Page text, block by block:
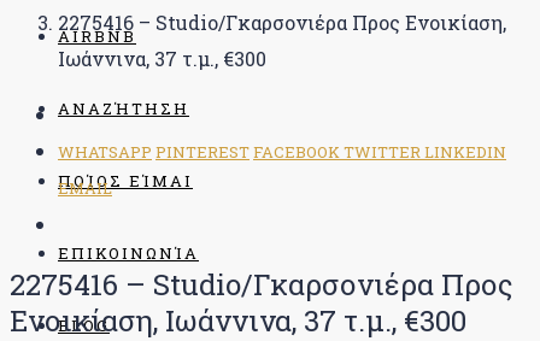
AIRBNB
ΑΝΑΖΉΤΗΣΗ
ΠΟΊΟΣ ΕΊΜΑΙ
ΕΠΙΚΟΙΝΩΝΊΑ
BLOG
2275416 – Studio/Γκαρσονιέρα Προς Ενοικίαση,
Ιωάννινα, 37 τ.μ., €300
WHATSAPP PINTERESTFACEBOOKTWITTERLINKEDIN
EMAIL
2275416 – Studio/Γκαρσονιέρα Προς
Ενοικίαση, Ιωάννινα, 37 τ.μ., €300